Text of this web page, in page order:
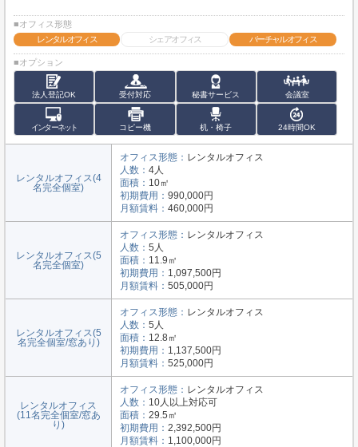
■オフィス形態
レンタルオフィス
シェアオフィス バーチャルオフィス
■オプション
法人登記OK 受付対応 秘書サービス 会議室
インターネット コピー機 机・椅子 24時間OK
レンタルオフィス(4
名完全個室)
オフィス形態： レンタルオフィス
人数： 4人
面積： 10㎡
初期費用： 990,000円
月額賃料： 460,000円
レンタルオフィス(5
名完全個室)
オフィス形態： レンタルオフィス
人数： 5人
面積： 11.9㎡
初期費用： 1,097,500円
月額賃料： 505,000円
レンタルオフィス(5
名完全個室/窓あり)
オフィス形態： レンタルオフィス
人数： 5人
面積： 12.8㎡
初期費用： 1,137,500円
月額賃料： 525,000円
レンタルオフィス
(11名完全個室/窓あ
り)
オフィス形態： レンタルオフィス
人数： 10人以上対応可
面積： 29.5㎡
初期費用： 2,392,500円
月額賃料： 1,100,000円